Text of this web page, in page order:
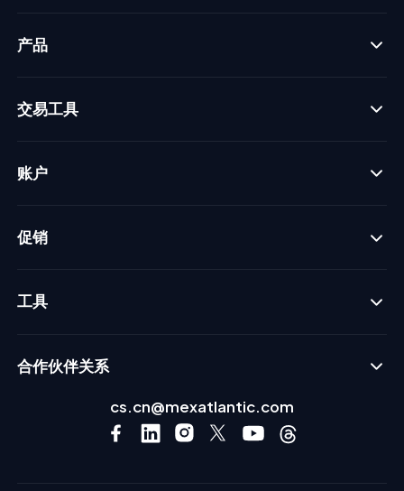
产品
交易工具
账户
促销
工具
合作伙伴关系
cs.cn@mexatlantic.com